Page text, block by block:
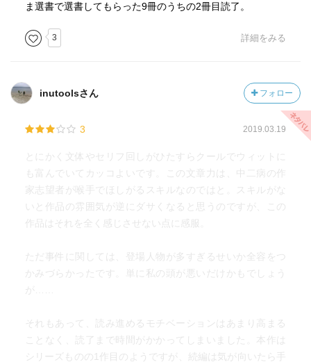
ま選書で選書してもらった9冊のうちの2冊目読了。
3 詳細をみる
inutoolsさん フォロー
3 2019.03.19
とにかく文体やセリフ回しがひたすらクールでウィットに
も富んでいてカッコよいです。この文章力は、中二病の作
家志望者が喉手でほしがるスキルなのではと。スキルがな
いと作品の雰囲気が逆にダサくなると思うのですが、この
作品はそれを全く感じさせない点に感服。
ただ事件に関しては、登場人物が多すぎるせいか全容をつ
かみづらかったです。単に私の頭が悪いだけかもでしょう
が……
それもあって、読み進めるモチベーションはあまり高まる
ことなく、読了まで時間がかかってしまいました。本作は
シリーズものの1作目のようですが、続編は気が向いたら手